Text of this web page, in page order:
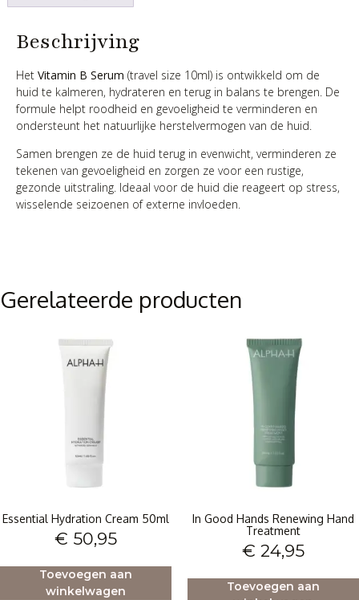
Beschrijving
Het Vitamin B Serum (travel size 10ml) is ontwikkeld om de
huid te kalmeren, hydrateren en terug in balans te brengen. De
formule helpt roodheid en gevoeligheid te verminderen en
ondersteunt het natuurlijke herstelvermogen van de huid.
Samen brengen ze de huid terug in evenwicht, verminderen ze
tekenen van gevoeligheid en zorgen ze voor een rustige,
gezonde uitstraling. Ideaal voor de huid die reageert op stress,
wisselende seizoenen of externe invloeden.
Gerelateerde producten
Essential Hydration Cream 50ml
€ 50,95
Toevoegen aan
winkelwagen
In Good Hands Renewing Hand
Treatment
€ 24,95
Toevoegen aan